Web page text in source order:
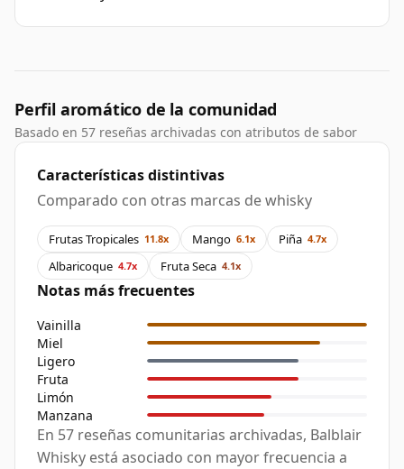
Perfil aromático de la comunidad
Basado en 57 reseñas archivadas con atributos de sabor
Características distintivas
Comparado con otras marcas de whisky
Frutas Tropicales 11.8x Mango 6.1x Piña 4.7x
Albaricoque 4.7x Fruta Seca 4.1x
Notas más frecuentes
Vainilla
Miel
Ligero
Fruta
Limón
Manzana
En 57 reseñas comunitarias archivadas, Balblair
Whisky está asociado con mayor frecuencia a